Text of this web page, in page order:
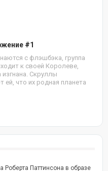
#1
с флэшбэка, группа
к своей Королеве,
Скруллы
ей, что их родная планета
Роберта Паттинсона в образе